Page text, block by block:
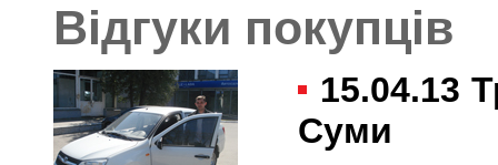
Відгуки покупців
15.04.13
Суми